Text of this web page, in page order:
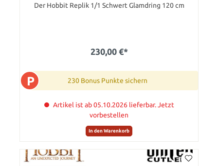
Der Hobbit Replik 1/1 Schwert Glamdring 120 cm
230,00 €*
P 230 Bonus Punkte sichern
Artikel ist ab 05.10.2026 lieferbar. Jetzt
vorbestellen
In den Warenkorb